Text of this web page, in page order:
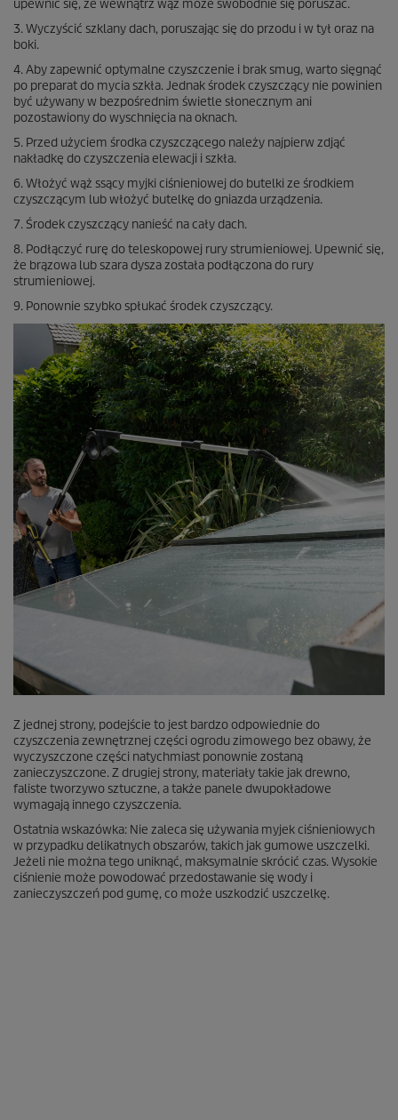
upewnić się, że wewnątrz wąż może swobodnie się poruszać.
3. Wyczyścić szklany dach, poruszając się do przodu i w tył oraz na
boki.
4. Aby zapewnić optymalne czyszczenie i brak smug, warto sięgnąć
po preparat do mycia szkła. Jednak środek czyszczący nie powinien
być używany w bezpośrednim świetle słonecznym ani
pozostawiony do wyschnięcia na oknach.
5. Przed użyciem środka czyszczącego należy najpierw zdjąć
nakładkę do czyszczenia elewacji i szkła.
6. Włożyć wąż ssący myjki ciśnieniowej do butelki ze środkiem
czyszczącym lub włożyć butelkę do gniazda urządzenia.
7. Środek czyszczący nanieść na cały dach.
8. Podłączyć rurę do teleskopowej rury strumieniowej. Upewnić się,
że brązowa lub szara dysza została podłączona do rury
strumieniowej.
9. Ponownie szybko spłukać środek czyszczący.
Z jednej strony, podejście to jest bardzo odpowiednie do
czyszczenia zewnętrznej części ogrodu zimowego bez obawy, że
wyczyszczone części natychmiast ponownie zostaną
zanieczyszczone. Z drugiej strony, materiały takie jak drewno,
faliste tworzywo sztuczne, a także panele dwupokładowe
wymagają innego czyszczenia.
Ostatnia wskazówka: Nie zaleca się używania myjek ciśnieniowych
w przypadku delikatnych obszarów, takich jak gumowe uszczelki.
Jeżeli nie można tego uniknąć, maksymalnie skrócić czas. Wysokie
ciśnienie może powodować przedostawanie się wody i
zanieczyszczeń pod gumę, co może uszkodzić uszczelkę.